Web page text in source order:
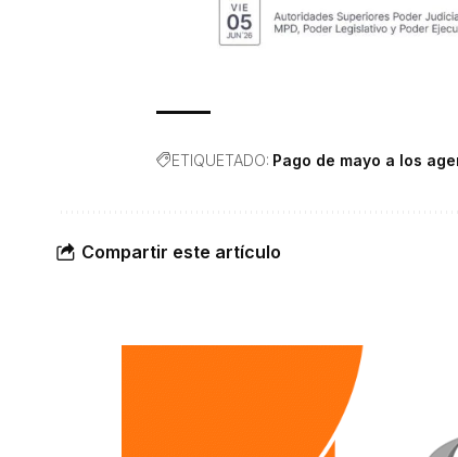
ETIQUETADO: Pago de mayo a los
Compartir este artículo